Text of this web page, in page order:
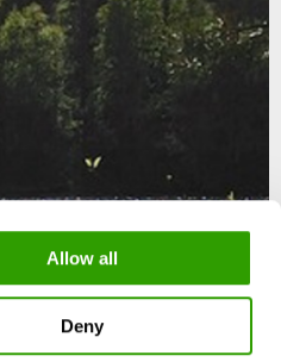
Allow all
Deny